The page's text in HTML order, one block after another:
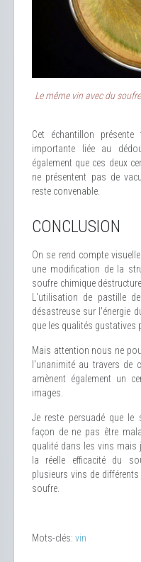
Le même vin avec du
Cet échantillon
importante liée au
également que ces deux
ne présentent pas de
reste convenable.
CONCLUSION
On se rend compte
une modification de la
soufre chimique
L'utilisation de pastille
désastreuse sur l'énergie
que les qualités gustatives
Mais attention nous ne
l'unanimité au travers de
amènent également un
images.
Je reste persuadé que le
façon de ne pas être
qualité dans les vins mais
la réelle efficacité du
plusieurs vins de
soufre.
Mots-clés: vin